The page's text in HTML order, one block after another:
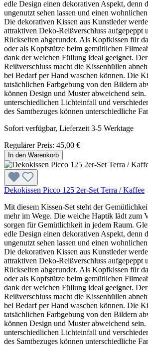
edle Design einen dekorativen Aspekt, denn
ungenutzt sehen lassen und einen
Die dekorativen Kissen aus Kunstleder
attraktiven Deko-Reißverschluss aufgepeppt
Rückseiten abgerundet. Als Kopfkissen für
oder als Kopfstütze beim gemütlichen
dank der weichen Füllung ideal geeignet.
Reißverschluss macht die Kissenhüllen
bei Bedarf per Hand waschen können. Die
tatsächlichen Farbgebung von den Bildern
können Design und Muster abweichend
unterschiedlichen Lichteinfall und
des Samtbezuges können unterschiedliche
Sofort verfügbar, Lieferzeit 3-5 Werktage
Regulärer Preis: 45,00 €
In den Warenkorb
Dekokissen Picco 125 2er-Set Terra / Kaffee
Mit diesem Kissen-Set steht der
mehr im Wege. Die weiche Haptik lädt zum
sorgen für Gemütlichkeit in jedem Raum.
edle Design einen dekorativen Aspekt, denn
ungenutzt sehen lassen und einen
Die dekorativen Kissen aus Kunstleder
attraktiven Deko-Reißverschluss aufgepeppt
Rückseiten abgerundet. Als Kopfkissen für
oder als Kopfstütze beim gemütlichen
dank der weichen Füllung ideal geeignet.
Reißverschluss macht die Kissenhüllen
bei Bedarf per Hand waschen können. Die
tatsächlichen Farbgebung von den Bildern
können Design und Muster abweichend
unterschiedlichen Lichteinfall und
des Samtbezuges können unterschiedliche